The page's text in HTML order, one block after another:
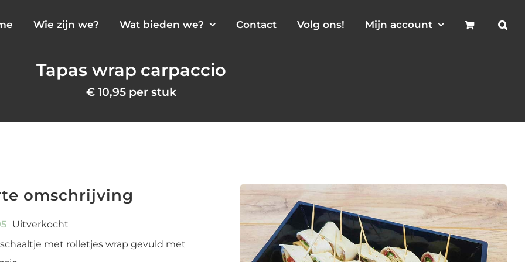
Wie zijn we? Wat bieden we? Contact Volg ons! Mijn account
Tapas wrap carpaccio
€ 10,95 per stuk
omschrijving
Uitverkocht
met rolletjes wrap gevuld met